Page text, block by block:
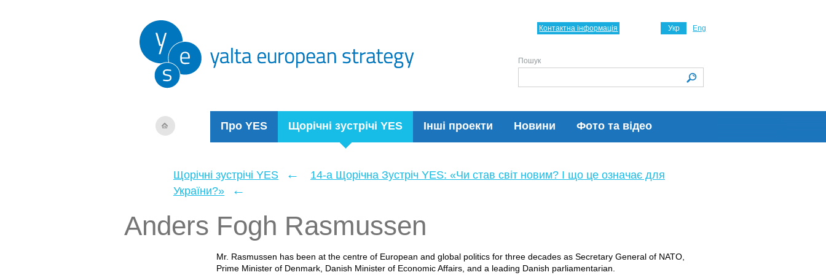
Про YES Щорічні зустрічі YES Інші проекти Новини Фото та відео
Укр Eng
Контактна інформація
Пошук
Щорічні зустрічі YES ←
14-а Щорічна Зустріч YES: «Чи став світ новим? І що це означає для
України?»
←
Anders Fogh Rasmussen
Mr. Rasmussen has been at the centre of European and global politics for three decades as Secretary General of NATO,
Prime Minister of Denmark, Danish Minister of Economic Affairs, and a leading Danish parliamentarian.